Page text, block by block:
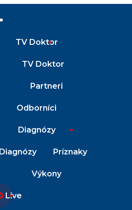
TV Doktor
TV Doktor
Partneri
Odborníci
Diagnózy
Diagnózy Príznaky
Výkony
Live